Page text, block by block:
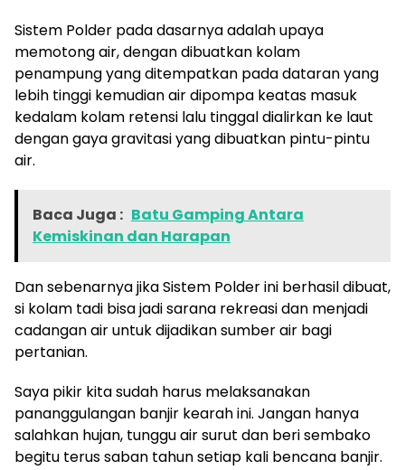
Sistem Polder pada dasarnya adalah upaya
memotong air, dengan dibuatkan kolam
penampung yang ditempatkan pada dataran yang
lebih tinggi kemudian air dipompa keatas masuk
kedalam kolam retensi lalu tinggal dialirkan ke laut
dengan gaya gravitasi yang dibuatkan pintu-pintu
air.
Baca Juga : Batu Gamping Antara
Kemiskinan dan Harapan
Dan sebenarnya jika Sistem Polder ini berhasil dibuat,
si kolam tadi bisa jadi sarana rekreasi dan menjadi
cadangan air untuk dijadikan sumber air bagi
pertanian.
Saya pikir kita sudah harus melaksanakan
pananggulangan banjir kearah ini. Jangan hanya
salahkan hujan, tunggu air surut dan beri sembako
begitu terus saban tahun setiap kali bencana banjir.